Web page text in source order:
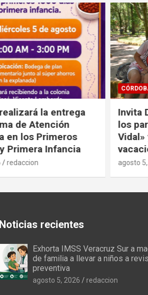
la entrega
de Atención
los Primeros
Infancia
CÓRDOBA
Invita
los
Vidal» y
agosto 5,
Noticias recientes
Exhorta IMSS Veracruz Sur a
de familia a llevar a niños a
preventiva
agosto 5, 2026 redaccion